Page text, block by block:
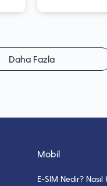
Daha Fazla
Mobil
E-SIM Nedir? Nasıl